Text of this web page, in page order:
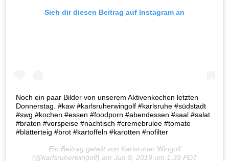
Sieh dir diesen Beitrag auf Instagram an
Noch ein paar Bilder von unserem Aktivenkochen letzten
Donnerstag. #kaw #karlsruherwingolf #karlsruhe #südstadt
#swg #kochen #essen #foodporn #abendessen #saal #salat
#braten #vorspeise #nachtisch #cremebrulee #tomate
#blätterteig #brot #kartoffeln #karotten #nofilter
Ein Beitrag geteilt von Karlsruher Wingolf
(@karlsruherwingolf) am Jun 9, 2019 um 1:39 PDT